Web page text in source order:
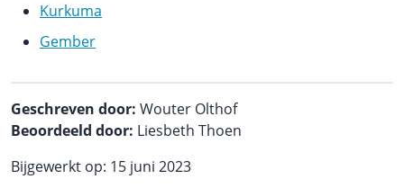
Kurkuma
Gember
Geschreven door: Wouter Olthof
Beoordeeld door: Liesbeth Thoen
Bijgewerkt op: 15 juni 2023